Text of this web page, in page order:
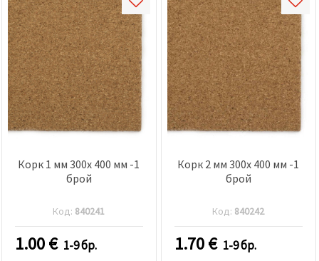
Корк 1 мм 300x 400 мм -1
брой
Код: 840241
1.00€ 1-9 бр.
Корк 2 мм 300x 400 мм -1
брой
Код: 840242
1.70€ 1-9 бр.